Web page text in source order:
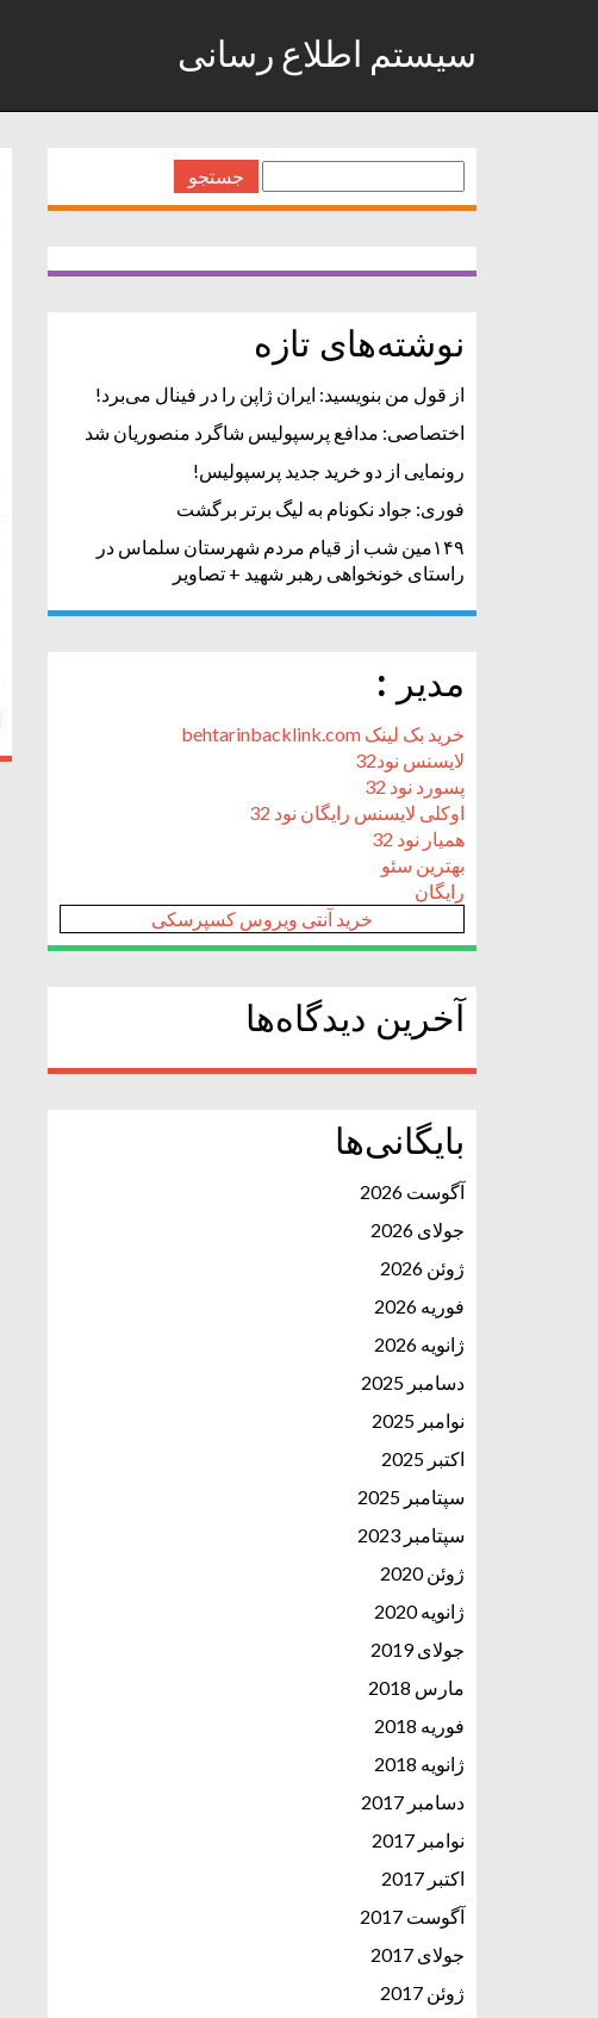
سیستم اطلاع رسانی
برای:
نوشته‌های تازه
از قول من بنویسید: ایران ژاپن را در فینال می‌برد!
اختصاصی: مدافع پرسپولیس شاگرد منصوریان شد
رونمایی از دو خرید جدید پرسپولیس!
فوری: جواد نکونام به لیگ برتر برگشت
۱۴۹مین شب از قیام مردم شهرستان سلماس در
راستای خونخواهی رهبر شهید + تصاویر
مدیر :
خرید بک لینک behtarinbacklink.com
لایسنس نود32
پسورد نود 32
اوکلی لایسنس رایگان نود 32
همیار نود 32
بهترین سئو
رایگان
خرید آنتی ویروس کسپرسکی
آخرین دیدگاه‌ها
بایگانی‌ها
آگوست 2026
جولای 2026
ژوئن 2026
فوریه 2026
ژانویه 2026
دسامبر 2025
نوامبر 2025
اکتبر 2025
سپتامبر 2025
سپتامبر 2023
ژوئن 2020
ژانویه 2020
جولای 2019
مارس 2018
فوریه 2018
ژانویه 2018
دسامبر 2017
نوامبر 2017
اکتبر 2017
آگوست 2017
جولای 2017
ژوئن 2017